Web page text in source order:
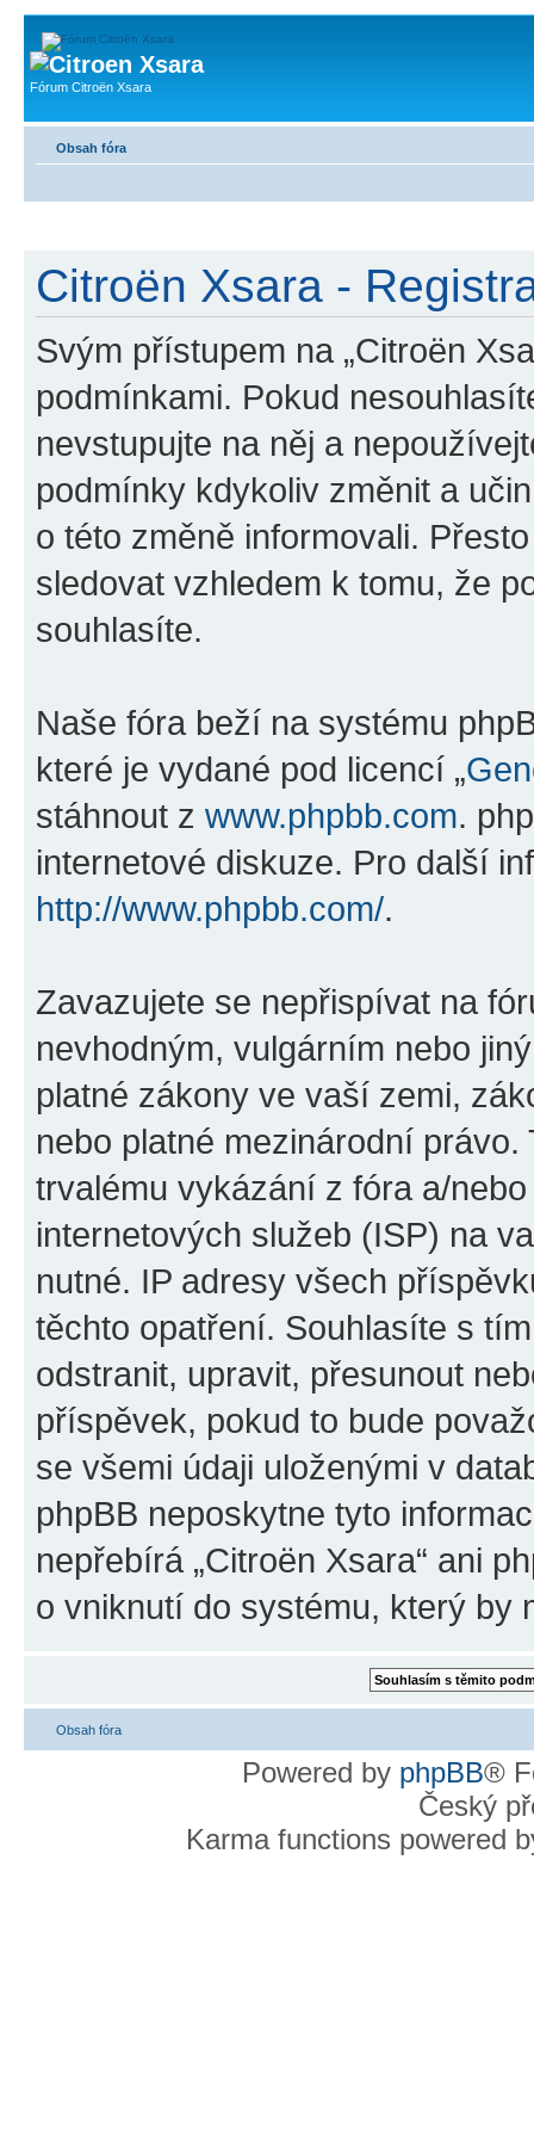
Fórum Citroën Xsara
Obsah fóra
Citroën Xsara -
Svým přístupem na „Citroën
podmínkami. Pokud
nevstupujte na něj a
podmínky kdykoliv změnit a
o této změně informovali.
sledovat vzhledem k tomu, že
souhlasíte.
Naše fóra beží na systému
které je vydané pod licencí „
stáhnout z www.phpbb.com.
internetové diskuze. Pro další
http://www.phpbb.com/.
Zavazujete se nepřispívat na
nevhodným, vulgárním nebo
platné zákony ve vaší zemi,
nebo platné mezinárodní
trvalému vykázání z fóra a/
internetových služeb (ISP) na
nutné. IP adresy všech
těchto opatření. Souhlasíte s
odstranit, upravit, přesunout
příspěvek, pokud to bude
se všemi údaji uloženými v
phpBB neposkytne tyto
nepřebírá „Citroën Xsara“ ani
o vniknutí do systému, který by
Obsah fóra
Powered by phpBB®
Český
Karma functions powered